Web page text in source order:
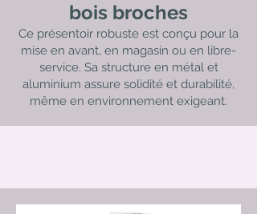
bois broches
Ce présentoir robuste est conçu pour la
mise en avant, en magasin ou en libre-
service. Sa structure en métal et
aluminium assure solidité et durabilité,
même en environnement exigeant.